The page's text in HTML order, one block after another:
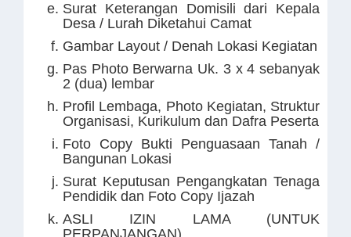
Surat Keterangan Domisili dari Kepala
Desa / Lurah Diketahui Camat
Gambar Layout / Denah Lokasi Kegiatan
Pas Photo Berwarna Uk. 3 x 4 sebanyak
2 (dua) lembar
Profil Lembaga, Photo Kegiatan, Struktur
Organisasi, Kurikulum dan Dafra Peserta
Foto Copy Bukti Penguasaan Tanah /
Bangunan Lokasi
Surat Keputusan Pengangkatan Tenaga
Pendidik dan Foto Copy Ijazah
ASLI IZIN LAMA (UNTUK
PERPANJANGAN).